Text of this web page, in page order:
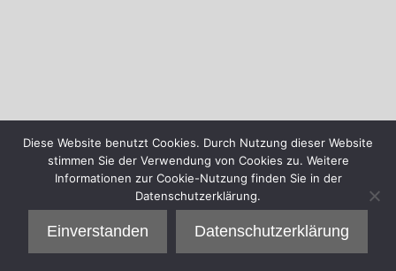
Diese Website benutzt Cookies. Durch Nutzung dieser Website
stimmen Sie der Verwendung von Cookies zu. Weitere
Informationen zur Cookie-Nutzung finden Sie in der
Datenschutzerklärung.
Einverstanden Datenschutzerklärung